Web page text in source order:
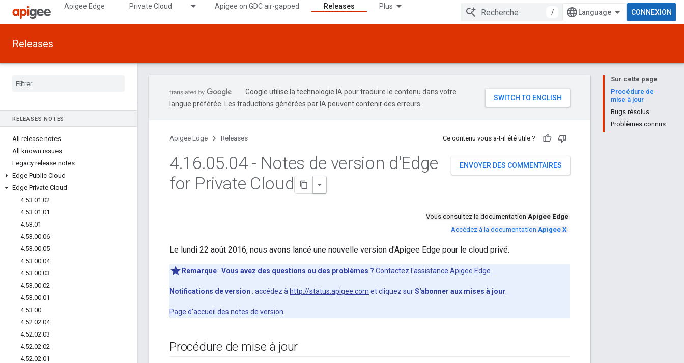
Apigee Edge Private Cloud Apigee on GDC air-gapped Releases Plus
/ CONNEXION
Releases
RELEASES NOTES
All release notes
All known issues
Legacy release notes
Edge Public Cloud
Edge Private Cloud
4.53.01 .02
4.53.01 .01
4.53.01
4.53.00.06
4.53.00.05
4.53.00.04
4.53.00.03
4.53.00.02
4.53.00.01
4.53.00
4.52.02.04
4.52.02.03
4.52.02.02
4.52.02.01
Sur cette page
Procédure de
mise à jour
Bugs résolus
Problèmes connus
Google utilise la technologie IA pour traduire le contenu dans votre
langue préférée. Les traductions générées par IA peuvent contenir des erreurs.
Apigee Edge Releases Ce contenu vous a-t-il été utile ?
ENVOYER DES COMMENTAIRES
4.16.05.04 - Notes de version d'Edge
for Private Cloud
Vous consultez la documentation Apigee Edge.
Accédez à la documentation Apigee X.
Le lundi 22 août 2016, nous avons lancé une nouvelle version d'Apigee Edge pour le cloud privé.
Remarque : Vous avez des questions ou des problèmes ? Contactez l'assistance Apigee Edge
Notifications de version : accédez à http://status.apigee.com et cliquez surS'abonner aux mises à jour
Page d'accueil des notes de version
Procédure de mise à jour